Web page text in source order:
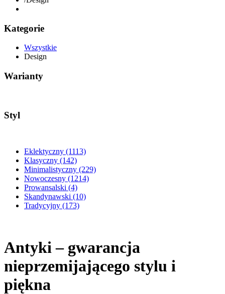
Kategorie
Wszystkie
Design
Warianty
Styl
Eklektyczny (1113)
Klasyczny (142)
Minimalistyczny (229)
Nowoczesny (1214)
Prowansalski (4)
Skandynawski (10)
Tradycyjny (173)
Antyki – gwarancja
nieprzemijającego stylu i
piękna